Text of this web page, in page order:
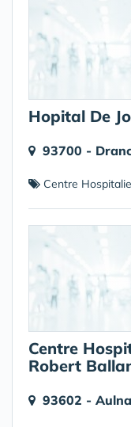
Hopital De
93700 -
Centre
Centre
Robert
93602 -